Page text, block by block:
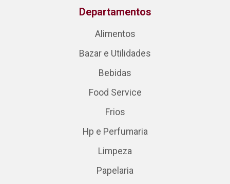
Departamentos
Alimentos
Bazar e Utilidades
Bebidas
Food Service
Frios
Hp e Perfumaria
Limpeza
Papelaria